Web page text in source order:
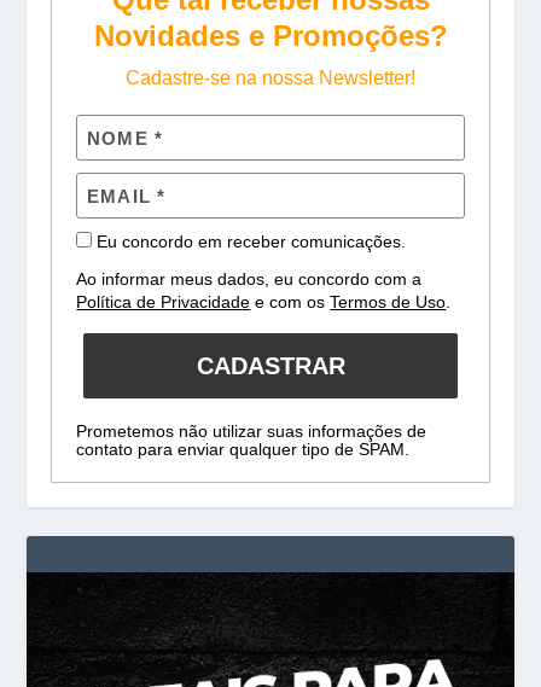
Novidades e Promoções?
Cadastre-se na nossa Newsletter!
Eu concordo em receber comunicações.
Ao informar meus dados, eu concordo com a
Política de Privacidade e com osTermos de Uso
CADASTRAR
Prometemos não utilizar suas informações de
contato para enviar qualquer tipo de SPAM.